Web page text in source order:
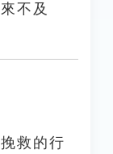
不及
救的行